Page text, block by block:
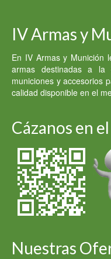
IV Armas y
En IV Armas y Munición
armas destinadas a
municiones y accesorios
calidad disponible en el
Cázanos en
Nuestras